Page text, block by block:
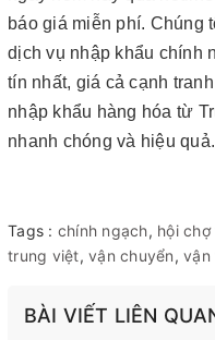
báo giá miễn phí. Chúng
dịch vụ nhập khẩu chính
tín nhất, giá cả cạnh
nhập khẩu hàng hóa từ
nhanh chóng và hiệu quả.
Tags : chính ngạch, hội
trung việt, vận chuyển, vận
BÀI VIẾT LIÊN